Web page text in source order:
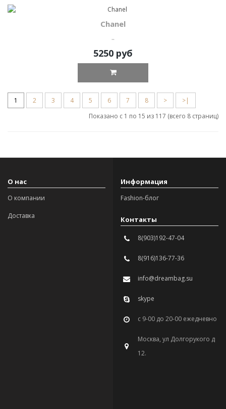
Chanel
..
5250 руб
1 2 3 4 5 6 7 8 >
>|
Показано с 1 по 15 из 117 (всего 8 страниц)
О нас
О компании
Доставка
Информация
Fashion-блог
Контакты
8(903)192-47-04
8(916)136-77-36
info@dreambag.su
skype
с 9-00 до 20-00 ежедневно
Москва, ул Долгорукого д
12.